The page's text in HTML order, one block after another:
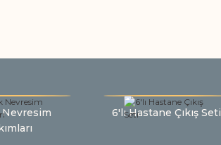
6'lı Hastane Çıkış Seti